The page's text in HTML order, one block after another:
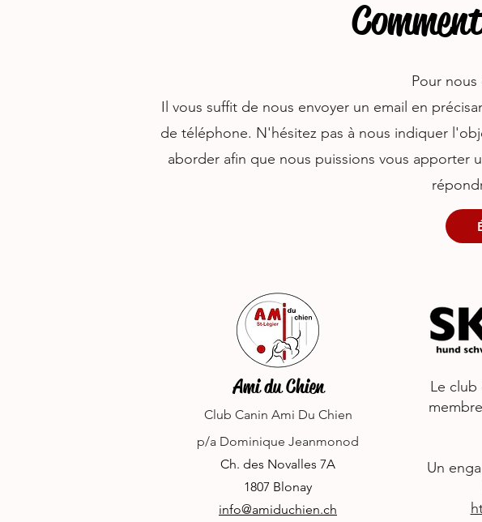
Pour
Il vous suffit de nous envoyer un email en
de téléphone. N'hésitez pas à nous indiquer
aborder afin que nous puissions vous apporter
Ami du Chien
Club Canin Ami Du Chien
p/a Dominique Jeanmonod
Ch. des Novalles 7A
1807 Blonay
info@amiduchien.ch
Le
Un